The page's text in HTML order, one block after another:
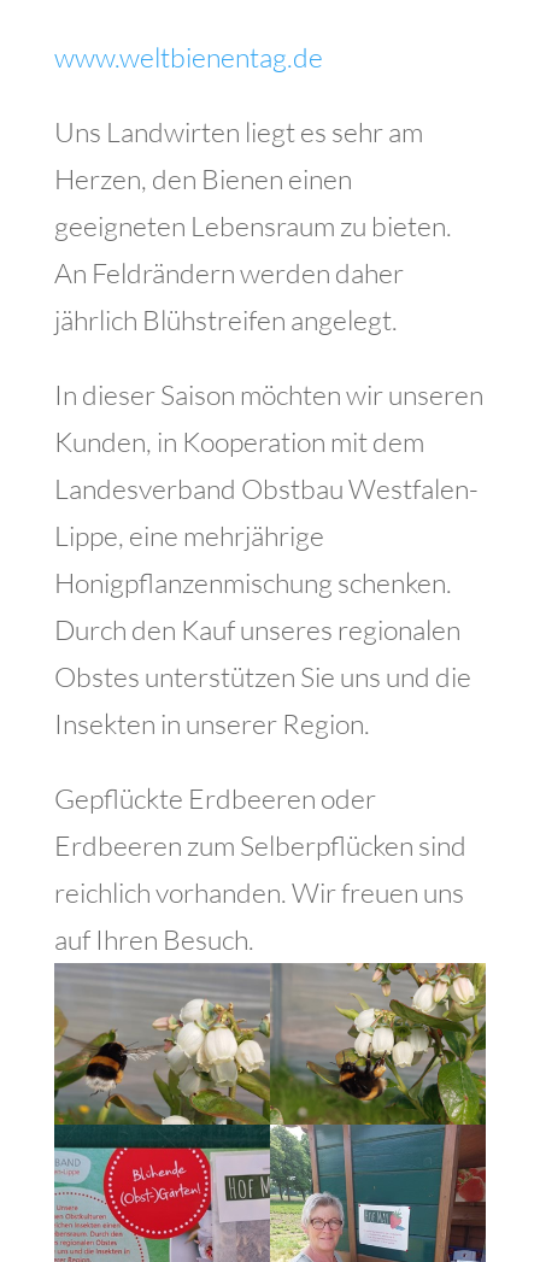
www.weltbienentag.de
Uns Landwirten liegt es sehr am
Herzen, den Bienen einen
geeigneten Lebensraum zu bieten.
An Feldrändern werden daher
jährlich Blühstreifen angelegt.
In dieser Saison möchten wir unseren
Kunden, in Kooperation mit dem
Landesverband Obstbau Westfalen-
Lippe, eine mehrjährige
Honigpflanzenmischung schenken.
Durch den Kauf unseres regionalen
Obstes unterstützen Sie uns und die
Insekten in unserer Region.
Gepflückte Erdbeeren oder
Erdbeeren zum Selberpflücken sind
reichlich vorhanden. Wir freuen uns
auf Ihren Besuch.